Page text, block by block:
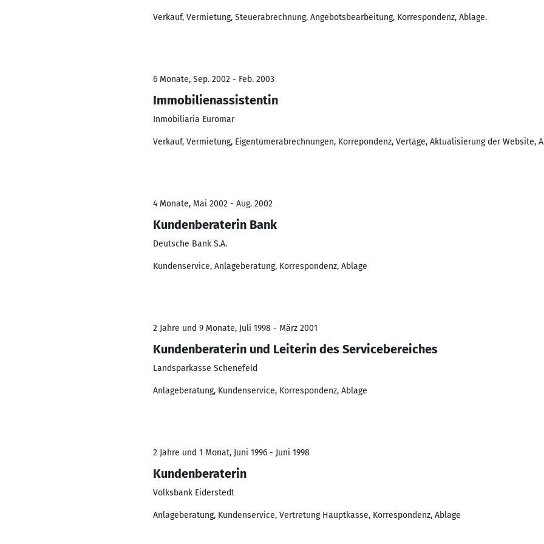
Verkauf, Vermietung, Steuerabrechnung, Angebotsbearbeitung, Korrespondenz, Ablage.
6 Monate, Sep. 2002 - Feb. 2003
Immobilienassistentin
Inmobiliaria Euromar
Verkauf, Vermietung, Eigentümerabrechnungen, Korrepondenz, Vertäge, Aktualisierung der Website,
4 Monate, Mai 2002 - Aug. 2002
Kundenberaterin Bank
Deutsche Bank S.A.
Kundenservice, Anlageberatung, Korrespondenz, Ablage
2 Jahre und 9 Monate, Juli 1998 - März 2001
Kundenberaterin und Leiterin des Servicebereiches
Landsparkasse Schenefeld
Anlageberatung, Kundenservice, Korrespondenz, Ablage
2 Jahre und 1 Monat, Juni 1996 - Juni 1998
Kundenberaterin
Volksbank Eiderstedt
Anlageberatung, Kundenservice, Vertretung Hauptkasse, Korrespondenz, Ablage